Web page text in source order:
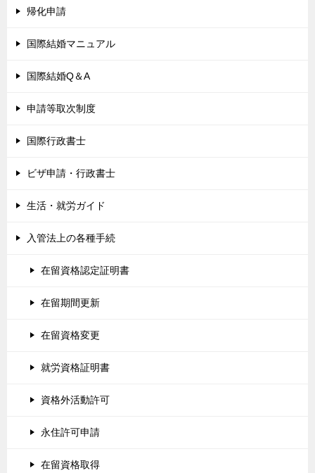
帰化申請
国際結婚マニュアル
国際結婚Q＆A
申請等取次制度
国際行政書士
ビザ申請・行政書士
生活・就労ガイド
入管法上の各種手続
在留資格認定証明書
在留期間更新
在留資格変更
就労資格証明書
資格外活動許可
永住許可申請
在留資格取得